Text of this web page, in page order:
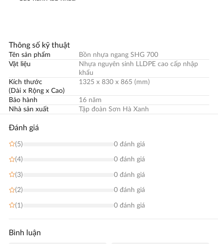
Thông số kỹ thuật
Tên sản phẩm
Bồn nhựa ngang SHG 700
Vật liệu
Nhựa nguyên sinh LLDPE cao cấp nhập
khẩu
Kích thước
(Dài x Rộng x Cao)
1325 x 830 x 865 (mm)
Bảo hành
16 năm
Nhà sản xuất
Tập đoàn Sơn Hà Xanh
Đánh giá
(5) 0 đánh giá
(4) 0 đánh giá
(3) 0 đánh giá
(2) 0 đánh giá
(1) 0 đánh giá
Bình luận